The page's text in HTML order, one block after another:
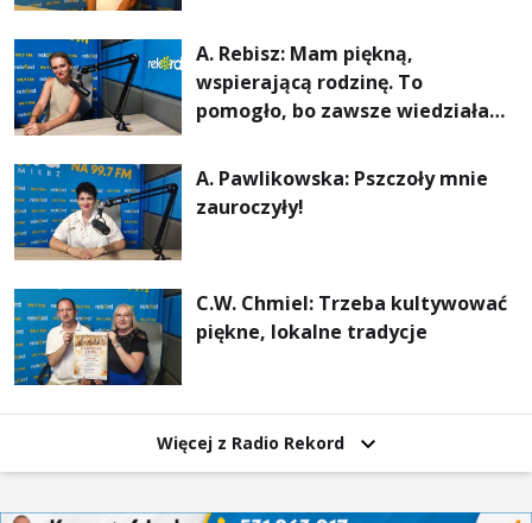
A. Rebisz: Mam piękną,
wspierającą rodzinę. To
pomogło, bo zawsze wiedziałam,
najważniejsza
A. Pawlikowska: Pszczoły mnie
zauroczyły!
C.W. Chmiel: Trzeba kultywować
piękne, lokalne tradycje
Więcej z Radio Rekord